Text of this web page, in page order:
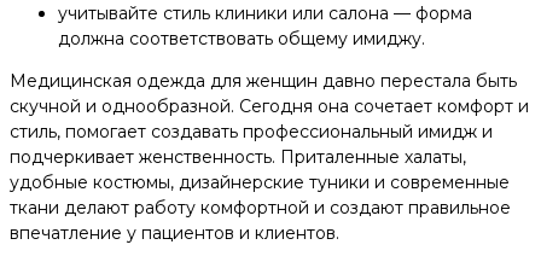
учитывайте стиль клиники или салона — форма
должна соответствовать общему имиджу.
Медицинская одежда для женщин давно перестала быть
скучной и однообразной. Сегодня она сочетает комфорт и
стиль, помогает создавать профессиональный имидж и
подчеркивает женственность. Приталенные халаты,
удобные костюмы, дизайнерские туники и современные
ткани делают работу комфортной и создают правильное
впечатление у пациентов и клиентов.